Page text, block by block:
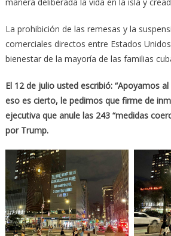
La prohibición de las remesas y la
comerciales directos entre Estados
bienestar de la mayoría de las familias
El 12 de julio usted escribió: “Apoyamos
eso es cierto, le pedimos que firme de
ejecutiva que anule las 243 “medidas
por Trump.